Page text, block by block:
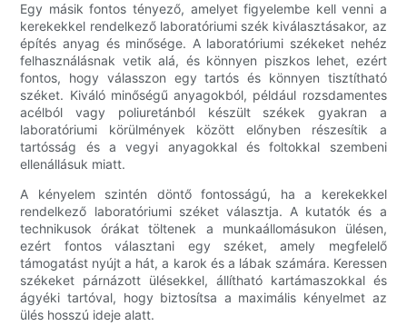
Egy másik fontos tényező, amelyet figyelembe kell venni a
kerekekkel rendelkező laboratóriumi szék kiválasztásakor, az
építés anyag és minősége. A laboratóriumi székeket nehéz
felhasználásnak vetik alá, és könnyen piszkos lehet, ezért
fontos, hogy válasszon egy tartós és könnyen tisztítható
széket. Kiváló minőségű anyagokból, például rozsdamentes
acélból vagy poliuretánból készült székek gyakran a
laboratóriumi körülmények között előnyben részesítik a
tartósság és a vegyi anyagokkal és foltokkal szembeni
ellenállásuk miatt.
A kényelem szintén döntő fontosságú, ha a kerekekkel
rendelkező laboratóriumi széket választja. A kutatók és a
technikusok órákat töltenek a munkaállomásukon ülésen,
ezért fontos választani egy széket, amely megfelelő
támogatást nyújt a hát, a karok és a lábak számára. Keressen
székeket párnázott ülésekkel, állítható kartámaszokkal és
ágyéki tartóval, hogy biztosítsa a maximális kényelmet az
ülés hosszú ideje alatt.